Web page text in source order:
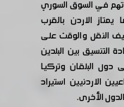
في السوق السوري
الاردن بالقرب
النقل والوقت على
التنسيق بين البلدين
دول البلقان وتركيا
الاردنيين استيراد
الأخرى.